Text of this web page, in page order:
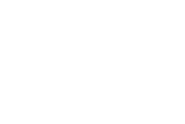
Acerca de
Holiday World Resort es
Costa del Sol. El complejo
World Polynesia, Holiday